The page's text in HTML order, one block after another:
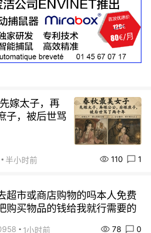
嫁太子，再
子，被后世骂
半小时前 110 1
超市或商店购物的吗本人免费
购买物品的钱给我就行需要的
1小时前 78 0